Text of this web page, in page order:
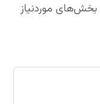
بخش‌های موردنیاز